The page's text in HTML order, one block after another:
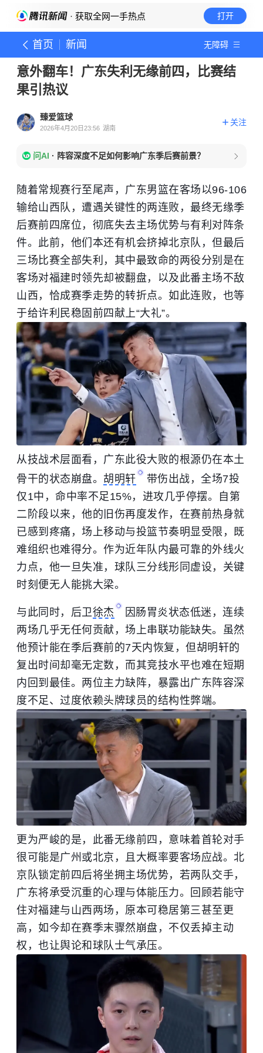
· 获取全网一手热点 打开
首页 新闻 无障碍
意外翻车！广东失利无缘前四，比赛结
果引热议
臻爱篮球
2026年4月20日23:56 湖南
关注
问AI · 阵容深度不足如何影响广东季后赛前景？
随着常规赛行至尾声，广东男篮在客场以96-106
输给山西队，遭遇关键性的两连败，最终无缘季
后赛前四席位，彻底失去主场优势与有利对阵条
件。此前，他们本还有机会挤掉北京队，但最后
三场比赛全部失利，其中最致命的两役分别是在
客场对福建时领先却被翻盘，以及此番主场不敌
山西，恰成赛季走势的转折点。如此连败，也等
于给许利民稳固前四献上“大礼”。
从技战术层面看，广东此役大败的根源仍在本土
骨干的状态崩盘。 胡明轩
带伤出战，全场7投
仅1中，命中率不足15%，进攻几乎停摆。自第
二阶段以来，他的旧伤再度发作，在赛前热身就
已感到疼痛，场上移动与投篮节奏明显受限，既
难组织也难得分。作为近年队内最可靠的外线火
力点，他一旦失准，球队三分线形同虚设，关键
时刻便无人能挑大梁。
与此同时，后卫徐杰
因肠胃炎状态低迷，连续
两场几乎无任何贡献，场上串联功能缺失。虽然
他预计能在季后赛前的7天内恢复，但胡明轩的
复出时间却毫无定数，而其竞技水平也难在短期
内回到最佳。两位主力缺阵，暴露出广东阵容深
度不足、过度依赖头牌球员的结构性弊端。
更为严峻的是，此番无缘前四，意味着首轮对手
很可能是广州或北京，且大概率要客场应战。北
京队锁定前四后将坐拥主场优势，若两队交手，
广东将承受沉重的心理与体能压力。回顾若能守
住对福建与山西两场，原本可稳居第三甚至更
高，如今却在赛季末骤然崩盘，不仅丢掉主动
权，也让舆论和球队士气承压。